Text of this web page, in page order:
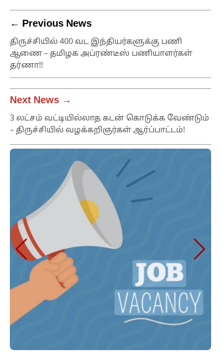
← Previous News
திருச்சியில் 400 வட இந்தியர்களுக்கு பணி
ஆணை – தமிழக அப்ரண்டீஸ் பணியாளர்கள்
தர்ணா!!
Next News →
3 லட்சம் வட்டியில்லாத கடன் கொடுக்க வேண்டும்
– திருச்சியில் வழக்கறிஞர்கள் ஆர்ப்பாட்டம்!